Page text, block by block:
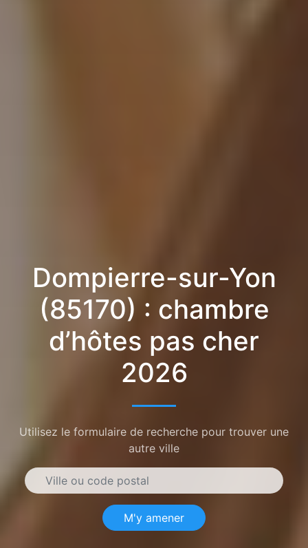
Dompierre-sur-Yon
(85170) : chambre
d’hôtes pas cher
2026
Utilisez le formulaire de recherche pour trouver une
autre ville
M'y amener